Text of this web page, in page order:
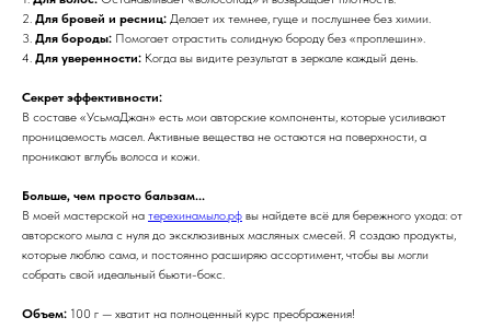
2. Для бровей и ресниц: Делает их темнее, гуще и послушнее без химии.
3. Для бороды: Помогает отрастить солидную бороду без «проплешин».
4. Для уверенности: Когда вы видите результат в зеркале каждый день.
Секрет эффективности:
В составе «УсьмаДжан» есть мои авторские компоненты, которые усиливают
проницаемость масел. Активные вещества не остаются на поверхности, а
проникают вглубь волоса и кожи.
Больше, чем просто бальзам...
В моей мастерской на терехинамыло.рф вы найдете всё для бережного ухода: от
авторского мыла с нуля до эксклюзивных масляных смесей. Я создаю продукты,
которые люблю сама, и постоянно расширяю ассортимент, чтобы вы могли
собрать свой идеальный бьюти-бокс.
Объем: 100 г — хватит на полноценный курс преображения!